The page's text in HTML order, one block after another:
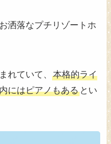
洒落なプチリゾートホ
れていて、本格的ライ
にはピアノもある とい